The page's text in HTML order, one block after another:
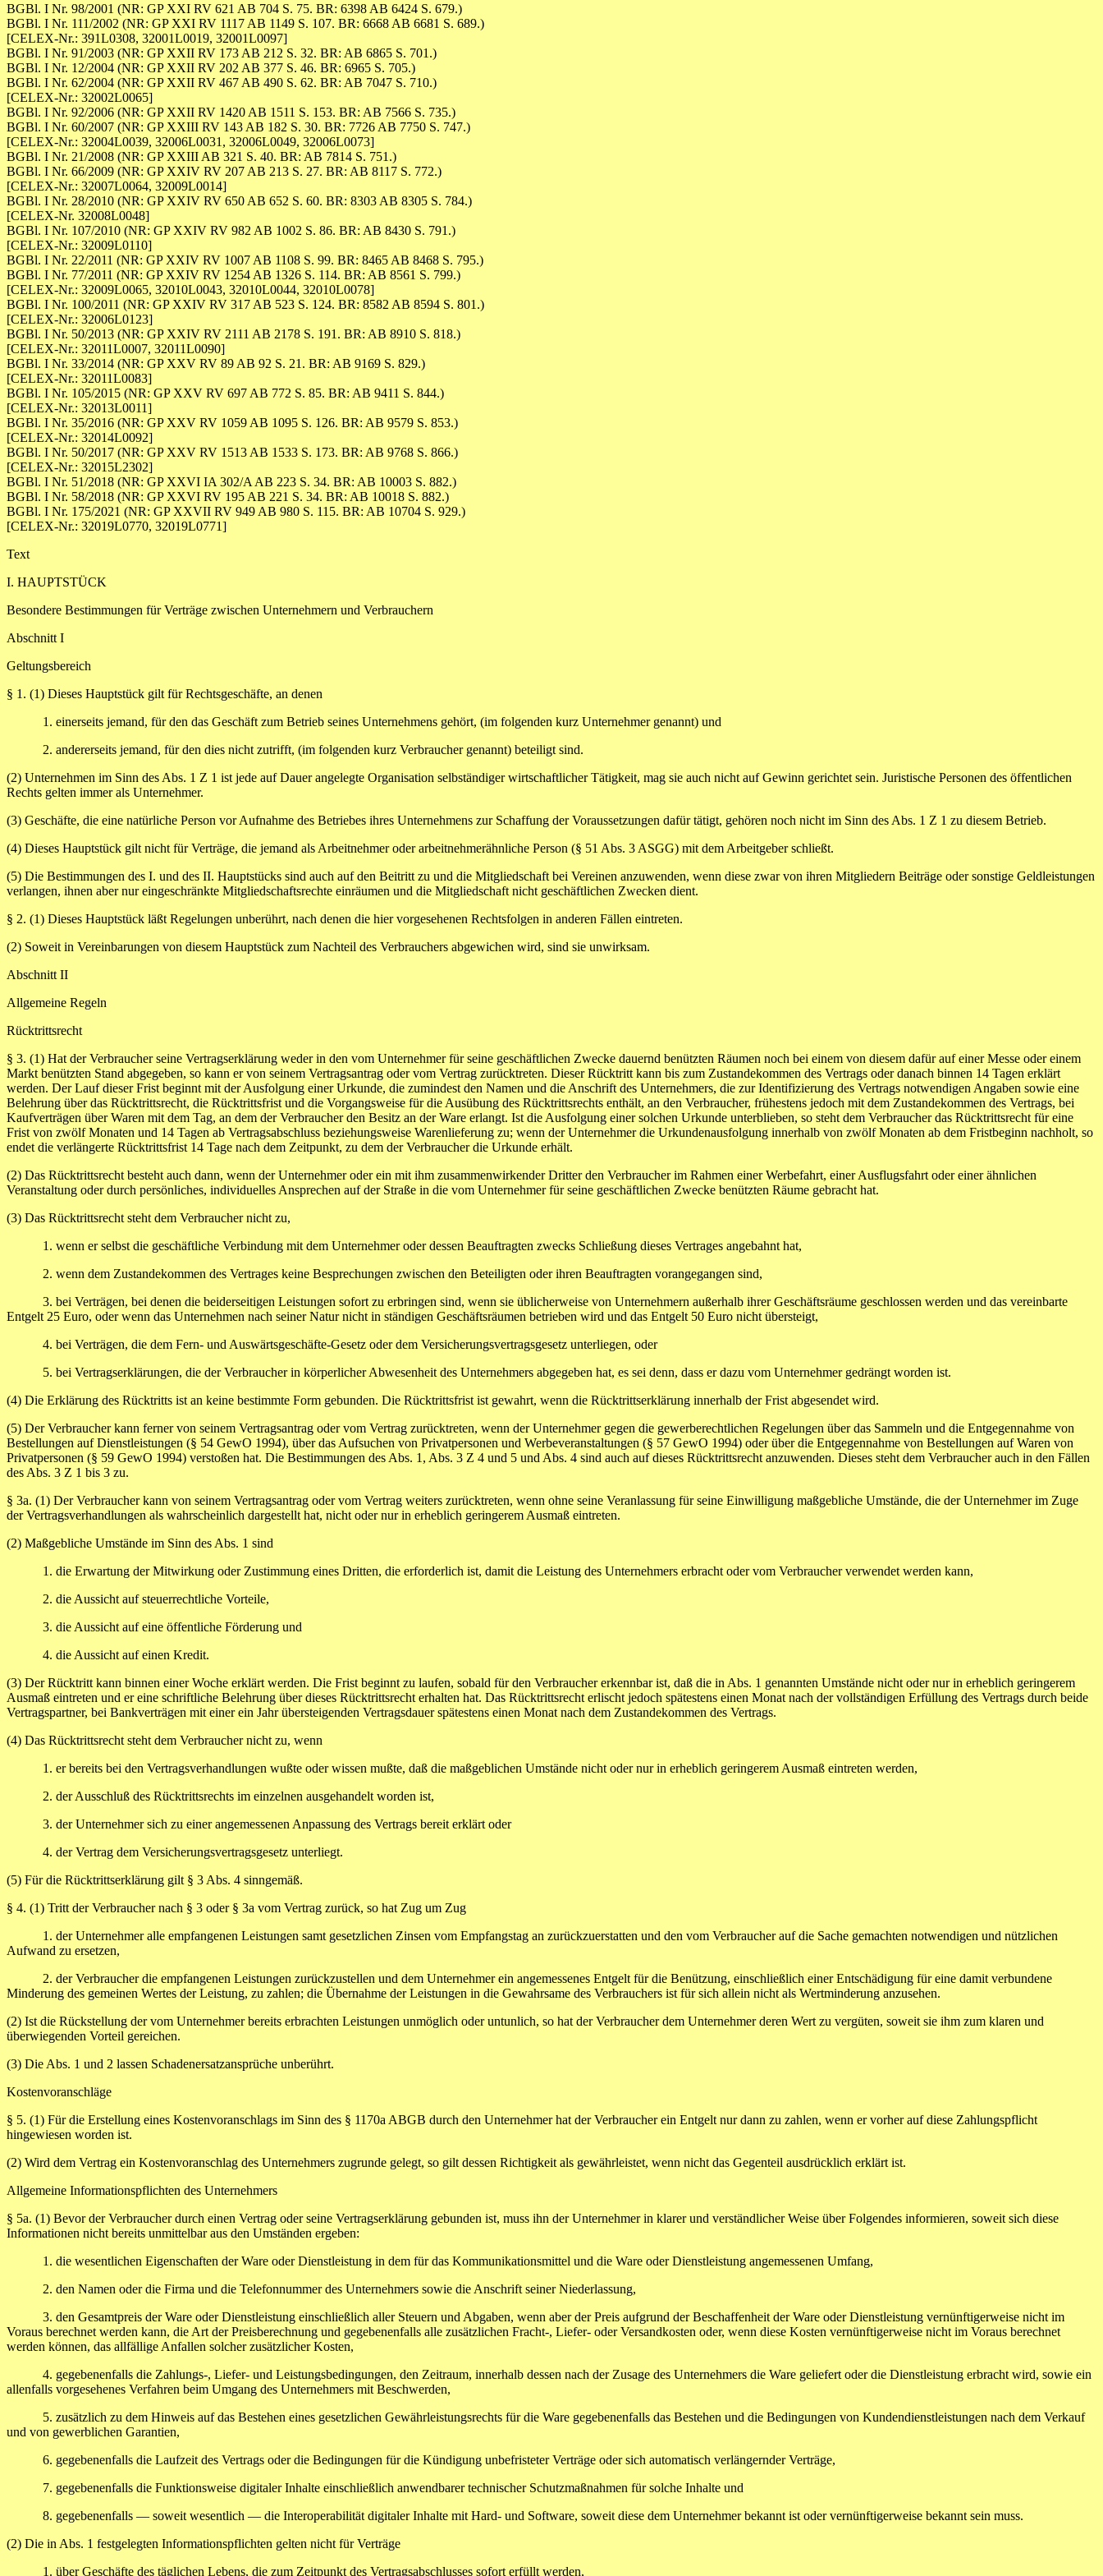
BGBl. I Nr. 98/2001 (NR: GP XXI RV 621 AB 704 S. 75. BR: 6398 AB 6424 S. 679.)
BGBl. I Nr. 111/2002 (NR: GP XXI RV 1117 AB 1149 S. 107. BR: 6668 AB 6681 S. 689.)
[CELEX-Nr.: 391L0308, 32001L0019, 32001L0097]
BGBl. I Nr. 91/2003 (NR: GP XXII RV 173 AB 212 S. 32. BR: AB 6865 S. 701.)
BGBl. I Nr. 12/2004 (NR: GP XXII RV 202 AB 377 S. 46. BR: 6965 S. 705.)
BGBl. I Nr. 62/2004 (NR: GP XXII RV 467 AB 490 S. 62. BR: AB 7047 S. 710.)
[CELEX-Nr.: 32002L0065]
BGBl. I Nr. 92/2006 (NR: GP XXII RV 1420 AB 1511 S. 153. BR: AB 7566 S. 735.)
BGBl. I Nr. 60/2007 (NR: GP XXIII RV 143 AB 182 S. 30. BR: 7726 AB 7750 S. 747.)
[CELEX-Nr.: 32004L0039, 32006L0031, 32006L0049, 32006L0073]
BGBl. I Nr. 21/2008 (NR: GP XXIII AB 321 S. 40. BR: AB 7814 S. 751.)
BGBl. I Nr. 66/2009 (NR: GP XXIV RV 207 AB 213 S. 27. BR: AB 8117 S. 772.)
[CELEX-Nr.: 32007L0064, 32009L0014]
BGBl. I Nr. 28/2010 (NR: GP XXIV RV 650 AB 652 S. 60. BR: 8303 AB 8305 S. 784.)
[CELEX-Nr. 32008L0048]
BGBl. I Nr. 107/2010 (NR: GP XXIV RV 982 AB 1002 S. 86. BR: AB 8430 S. 791.)
[CELEX-Nr.: 32009L0110]
BGBl. I Nr. 22/2011 (NR: GP XXIV RV 1007 AB 1108 S. 99. BR: 8465 AB 8468 S. 795.)
BGBl. I Nr. 77/2011 (NR: GP XXIV RV 1254 AB 1326 S. 114. BR: AB 8561 S. 799.)
[CELEX-Nr.: 32009L0065, 32010L0043, 32010L0044, 32010L0078]
BGBl. I Nr. 100/2011 (NR: GP XXIV RV 317 AB 523 S. 124. BR: 8582 AB 8594 S. 801.)
[CELEX-Nr.: 32006L0123]
BGBl. I Nr. 50/2013 (NR: GP XXIV RV 2111 AB 2178 S. 191. BR: AB 8910 S. 818.)
[CELEX-Nr.: 32011L0007, 32011L0090]
BGBl. I Nr. 33/2014 (NR: GP XXV RV 89 AB 92 S. 21. BR: AB 9169 S. 829.)
[CELEX-Nr.: 32011L0083]
BGBl. I Nr. 105/2015 (NR: GP XXV RV 697 AB 772 S. 85. BR: AB 9411 S. 844.)
[CELEX-Nr.: 32013L0011]
BGBl. I Nr. 35/2016 (NR: GP XXV RV 1059 AB 1095 S. 126. BR: AB 9579 S. 853.)
[CELEX-Nr.: 32014L0092]
BGBl. I Nr. 50/2017 (NR: GP XXV RV 1513 AB 1533 S. 173. BR: AB 9768 S. 866.)
[CELEX-Nr.: 32015L2302]
BGBl. I Nr. 51/2018 (NR: GP XXVI IA 302/A AB 223 S. 34. BR: AB 10003 S. 882.)
BGBl. I Nr. 58/2018 (NR: GP XXVI RV 195 AB 221 S. 34. BR: AB 10018 S. 882.)
BGBl. I Nr. 175/2021 (NR: GP XXVII RV 949 AB 980 S. 115. BR: AB 10704 S. 929.)
[CELEX-Nr.: 32019L0770, 32019L0771]
Text
I. HAUPTSTÜCK
Besondere Bestimmungen für Verträge zwischen Unternehmern und Verbrauchern
Abschnitt I
Geltungsbereich
§ 1. (1) Dieses Hauptstück gilt für Rechtsgeschäfte, an denen
1. einerseits jemand, für den das Geschäft zum Betrieb seines Unternehmens gehört, (im folgenden kurz Unternehmer genannt) und
2. andererseits jemand, für den dies nicht zutrifft, (im folgenden kurz Verbraucher genannt) beteiligt sind.
(2) Unternehmen im Sinn des Abs. 1 Z 1 ist jede auf Dauer angelegte Organisation selbständiger wirtschaftlicher Tätigkeit, mag sie auch nicht auf Gewinn gerichtet sein. Juristische Personen des öffentlichen
Rechts gelten immer als Unternehmer.
(3) Geschäfte, die eine natürliche Person vor Aufnahme des Betriebes ihres Unternehmens zur Schaffung der Voraussetzungen dafür tätigt, gehören noch nicht im Sinn des Abs. 1 Z 1 zu diesem Betrieb.
(4) Dieses Hauptstück gilt nicht für Verträge, die jemand als Arbeitnehmer oder arbeitnehmerähnliche Person (§ 51 Abs. 3 ASGG) mit dem Arbeitgeber schließt.
(5) Die Bestimmungen des I. und des II. Hauptstücks sind auch auf den Beitritt zu und die Mitgliedschaft bei Vereinen anzuwenden, wenn diese zwar von ihren Mitgliedern Beiträge oder sonstige Geldleistungen
verlangen, ihnen aber nur eingeschränkte Mitgliedschaftsrechte einräumen und die Mitgliedschaft nicht geschäftlichen Zwecken dient.
§ 2. (1) Dieses Hauptstück läßt Regelungen unberührt, nach denen die hier vorgesehenen Rechtsfolgen in anderen Fällen eintreten.
(2) Soweit in Vereinbarungen von diesem Hauptstück zum Nachteil des Verbrauchers abgewichen wird, sind sie unwirksam.
Abschnitt II
Allgemeine Regeln
Rücktrittsrecht
§ 3. (1) Hat der Verbraucher seine Vertragserklärung weder in den vom Unternehmer für seine geschäftlichen Zwecke dauernd benützten Räumen noch bei einem von diesem dafür auf einer Messe oder einem
Markt benützten Stand abgegeben, so kann er von seinem Vertragsantrag oder vom Vertrag zurücktreten. Dieser Rücktritt kann bis zum Zustandekommen des Vertrags oder danach binnen 14 Tagen erklärt
werden. Der Lauf dieser Frist beginnt mit der Ausfolgung einer Urkunde, die zumindest den Namen und die Anschrift des Unternehmers, die zur Identifizierung des Vertrags notwendigen Angaben sowie eine
Belehrung über das Rücktrittsrecht, die Rücktrittsfrist und die Vorgangsweise für die Ausübung des Rücktrittsrechts enthält, an den Verbraucher, frühestens jedoch mit dem Zustandekommen des Vertrags, bei
Kaufverträgen über Waren mit dem Tag, an dem der Verbraucher den Besitz an der Ware erlangt. Ist die Ausfolgung einer solchen Urkunde unterblieben, so steht dem Verbraucher das Rücktrittsrecht für eine
Frist von zwölf Monaten und 14 Tagen ab Vertragsabschluss beziehungsweise Warenlieferung zu; wenn der Unternehmer die Urkundenausfolgung innerhalb von zwölf Monaten ab dem Fristbeginn nachholt, so
endet die verlängerte Rücktrittsfrist 14 Tage nach dem Zeitpunkt, zu dem der Verbraucher die Urkunde erhält.
(2) Das Rücktrittsrecht besteht auch dann, wenn der Unternehmer oder ein mit ihm zusammenwirkender Dritter den Verbraucher im Rahmen einer Werbefahrt, einer Ausflugsfahrt oder einer ähnlichen
Veranstaltung oder durch persönliches, individuelles Ansprechen auf der Straße in die vom Unternehmer für seine geschäftlichen Zwecke benützten Räume gebracht hat.
(3) Das Rücktrittsrecht steht dem Verbraucher nicht zu,
1. wenn er selbst die geschäftliche Verbindung mit dem Unternehmer oder dessen Beauftragten zwecks Schließung dieses Vertrages angebahnt hat,
2. wenn dem Zustandekommen des Vertrages keine Besprechungen zwischen den Beteiligten oder ihren Beauftragten vorangegangen sind,
3. bei Verträgen, bei denen die beiderseitigen Leistungen sofort zu erbringen sind, wenn sie üblicherweise von Unternehmern außerhalb ihrer Geschäftsräume geschlossen werden und das vereinbarte
Entgelt 25 Euro, oder wenn das Unternehmen nach seiner Natur nicht in ständigen Geschäftsräumen betrieben wird und das Entgelt 50 Euro nicht übersteigt,
4. bei Verträgen, die dem Fern- und Auswärtsgeschäfte-Gesetz oder dem Versicherungsvertragsgesetz unterliegen, oder
5. bei Vertragserklärungen, die der Verbraucher in körperlicher Abwesenheit des Unternehmers abgegeben hat, es sei denn, dass er dazu vom Unternehmer gedrängt worden ist.
(4) Die Erklärung des Rücktritts ist an keine bestimmte Form gebunden. Die Rücktrittsfrist ist gewahrt, wenn die Rücktrittserklärung innerhalb der Frist abgesendet wird.
(5) Der Verbraucher kann ferner von seinem Vertragsantrag oder vom Vertrag zurücktreten, wenn der Unternehmer gegen die gewerberechtlichen Regelungen über das Sammeln und die Entgegennahme von
Bestellungen auf Dienstleistungen (§ 54 GewO 1994), über das Aufsuchen von Privatpersonen und Werbeveranstaltungen (§ 57 GewO 1994) oder über die Entgegennahme von Bestellungen auf Waren von
Privatpersonen (§ 59 GewO 1994) verstoßen hat. Die Bestimmungen des Abs. 1, Abs. 3 Z 4 und 5 und Abs. 4 sind auch auf dieses Rücktrittsrecht anzuwenden. Dieses steht dem Verbraucher auch in den Fällen
des Abs. 3 Z 1 bis 3 zu.
§ 3a. (1) Der Verbraucher kann von seinem Vertragsantrag oder vom Vertrag weiters zurücktreten, wenn ohne seine Veranlassung für seine Einwilligung maßgebliche Umstände, die der Unternehmer im Zuge
der Vertragsverhandlungen als wahrscheinlich dargestellt hat, nicht oder nur in erheblich geringerem Ausmaß eintreten.
(2) Maßgebliche Umstände im Sinn des Abs. 1 sind
1. die Erwartung der Mitwirkung oder Zustimmung eines Dritten, die erforderlich ist, damit die Leistung des Unternehmers erbracht oder vom Verbraucher verwendet werden kann,
2. die Aussicht auf steuerrechtliche Vorteile,
3. die Aussicht auf eine öffentliche Förderung und
4. die Aussicht auf einen Kredit.
(3) Der Rücktritt kann binnen einer Woche erklärt werden. Die Frist beginnt zu laufen, sobald für den Verbraucher erkennbar ist, daß die in Abs. 1 genannten Umstände nicht oder nur in erheblich geringerem
Ausmaß eintreten und er eine schriftliche Belehrung über dieses Rücktrittsrecht erhalten hat. Das Rücktrittsrecht erlischt jedoch spätestens einen Monat nach der vollständigen Erfüllung des Vertrags durch beide
Vertragspartner, bei Bankverträgen mit einer ein Jahr übersteigenden Vertragsdauer spätestens einen Monat nach dem Zustandekommen des Vertrags.
(4) Das Rücktrittsrecht steht dem Verbraucher nicht zu, wenn
1. er bereits bei den Vertragsverhandlungen wußte oder wissen mußte, daß die maßgeblichen Umstände nicht oder nur in erheblich geringerem Ausmaß eintreten werden,
2. der Ausschluß des Rücktrittsrechts im einzelnen ausgehandelt worden ist,
3. der Unternehmer sich zu einer angemessenen Anpassung des Vertrags bereit erklärt oder
4. der Vertrag dem Versicherungsvertragsgesetz unterliegt.
(5) Für die Rücktrittserklärung gilt § 3 Abs. 4 sinngemäß.
§ 4. (1) Tritt der Verbraucher nach § 3 oder § 3a vom Vertrag zurück, so hat Zug um Zug
1. der Unternehmer alle empfangenen Leistungen samt gesetzlichen Zinsen vom Empfangstag an zurückzuerstatten und den vom Verbraucher auf die Sache gemachten notwendigen und nützlichen
Aufwand zu ersetzen,
2. der Verbraucher die empfangenen Leistungen zurückzustellen und dem Unternehmer ein angemessenes Entgelt für die Benützung, einschließlich einer Entschädigung für eine damit verbundene
Minderung des gemeinen Wertes der Leistung, zu zahlen; die Übernahme der Leistungen in die Gewahrsame des Verbrauchers ist für sich allein nicht als Wertminderung anzusehen.
(2) Ist die Rückstellung der vom Unternehmer bereits erbrachten Leistungen unmöglich oder untunlich, so hat der Verbraucher dem Unternehmer deren Wert zu vergüten, soweit sie ihm zum klaren und
überwiegenden Vorteil gereichen.
(3) Die Abs. 1 und 2 lassen Schadenersatzansprüche unberührt.
Kostenvoranschläge
§ 5. (1) Für die Erstellung eines Kostenvoranschlags im Sinn des § 1170a ABGB durch den Unternehmer hat der Verbraucher ein Entgelt nur dann zu zahlen, wenn er vorher auf diese Zahlungspflicht
hingewiesen worden ist.
(2) Wird dem Vertrag ein Kostenvoranschlag des Unternehmers zugrunde gelegt, so gilt dessen Richtigkeit als gewährleistet, wenn nicht das Gegenteil ausdrücklich erklärt ist.
Allgemeine Informationspflichten des Unternehmers
§ 5a. (1) Bevor der Verbraucher durch einen Vertrag oder seine Vertragserklärung gebunden ist, muss ihn der Unternehmer in klarer und verständlicher Weise über Folgendes informieren, soweit sich diese
Informationen nicht bereits unmittelbar aus den Umständen ergeben:
1. die wesentlichen Eigenschaften der Ware oder Dienstleistung in dem für das Kommunikationsmittel und die Ware oder Dienstleistung angemessenen Umfang,
2. den Namen oder die Firma und die Telefonnummer des Unternehmers sowie die Anschrift seiner Niederlassung,
3. den Gesamtpreis der Ware oder Dienstleistung einschließlich aller Steuern und Abgaben, wenn aber der Preis aufgrund der Beschaffenheit der Ware oder Dienstleistung vernünftigerweise nicht im
Voraus berechnet werden kann, die Art der Preisberechnung und gegebenenfalls alle zusätzlichen Fracht-, Liefer- oder Versandkosten oder, wenn diese Kosten vernünftigerweise nicht im Voraus berechnet
werden können, das allfällige Anfallen solcher zusätzlicher Kosten,
4. gegebenenfalls die Zahlungs-, Liefer- und Leistungsbedingungen, den Zeitraum, innerhalb dessen nach der Zusage des Unternehmers die Ware geliefert oder die Dienstleistung erbracht wird, sowie ein
allenfalls vorgesehenes Verfahren beim Umgang des Unternehmers mit Beschwerden,
5. zusätzlich zu dem Hinweis auf das Bestehen eines gesetzlichen Gewährleistungsrechts für die Ware gegebenenfalls das Bestehen und die Bedingungen von Kundendienstleistungen nach dem Verkauf
und von gewerblichen Garantien,
6. gegebenenfalls die Laufzeit des Vertrags oder die Bedingungen für die Kündigung unbefristeter Verträge oder sich automatisch verlängernder Verträge,
7. gegebenenfalls die Funktionsweise digitaler Inhalte einschließlich anwendbarer technischer Schutzmaßnahmen für solche Inhalte und
8. gegebenenfalls — soweit wesentlich — die Interoperabilität digitaler Inhalte mit Hard- und Software, soweit diese dem Unternehmer bekannt ist oder vernünftigerweise bekannt sein muss.
(2) Die in Abs. 1 festgelegten Informationspflichten gelten nicht für Verträge
1. über Geschäfte des täglichen Lebens, die zum Zeitpunkt des Vertragsabschlusses sofort erfüllt werden,